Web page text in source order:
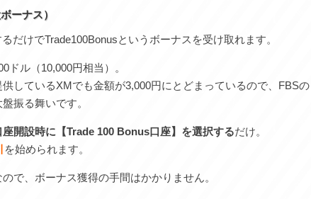
ーナス）
だけでTrade100Bonusというボーナスを受け取れます。
ドル（10,000円相当）。
しているXMでも金額が3,000円にとどまっているので、FBSの
振る舞いです。
座開設時に【Trade 100 Bonus口座】を選択するだけ。
を始められます。
で、ボーナス獲得の手間はかかりません。